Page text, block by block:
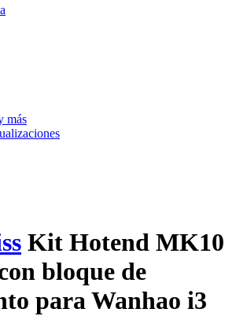
más
Kit Hotend MK10
bloque de
para Wanhao i3